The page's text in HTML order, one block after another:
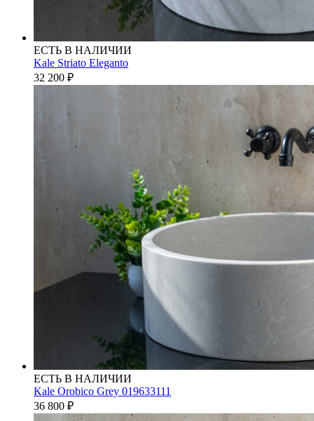
ЕСТЬ В НАЛИЧИИ
Kale Striato Eleganto
32 200 ₽
ЕСТЬ В НАЛИЧИИ
Kale Orobico Grey 019633111
36 800 ₽